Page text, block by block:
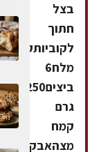
בצל
חתוך
לקוביותקורט
מלח6
ביצים250
גרם
קמח
מצהאבקת